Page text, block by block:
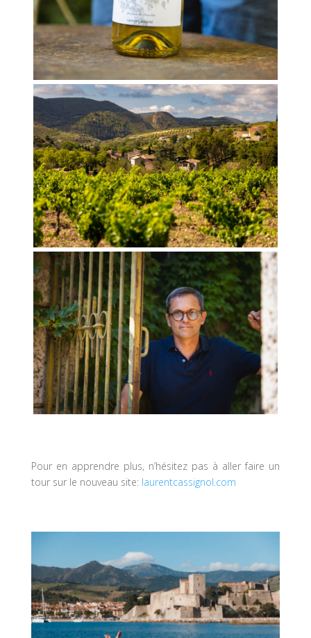
Pour en apprendre plus, n’hésitez pas à aller faire un
tour sur le nouveau site: laurentcassignol.com